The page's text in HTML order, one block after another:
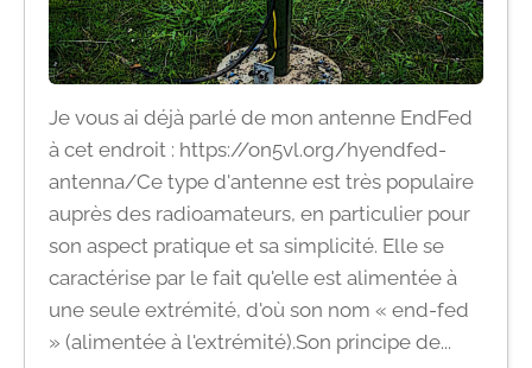
Je vous ai déjà parlé de mon antenne EndFed
à cet endroit : https://on5vl.org/hyendfed-
antenna/Ce type d'antenne est très populaire
auprès des radioamateurs, en particulier pour
son aspect pratique et sa simplicité. Elle se
caractérise par le fait qu'elle est alimentée à
une seule extrémité, d'où son nom « end-fed
» (alimentée à l'extrémité).Son principe de...